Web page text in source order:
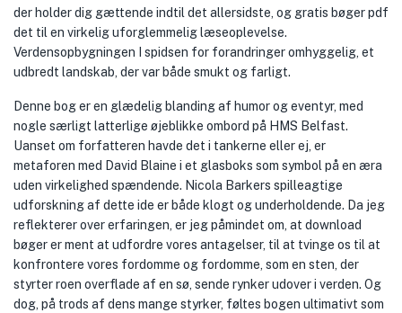
der holder dig gættende indtil det allersidste, og gratis bøger pdf
det til en virkelig uforglemmelig læseoplevelse.
Verdensopbygningen I spidsen for forandringer omhyggelig, et
udbredt landskab, der var både smukt og farligt.
Denne bog er en glædelig blanding af humor og eventyr, med
nogle særligt latterlige øjeblikke ombord på HMS Belfast.
Uanset om forfatteren havde det i tankerne eller ej, er
metaforen med David Blaine i et glasboks som symbol på en æra
uden virkelighed spændende. Nicola Barkers spilleagtige
udforskning af dette ide er både klogt og underholdende. Da jeg
reflekterer over erfaringen, er jeg påmindet om, at download
bøger er ment at udfordre vores antagelser, til at tvinge os til at
konfrontere vores fordomme og fordomme, som en sten, der
styrter roen overflade af en sø, sende rynker udover i verden. Og
dog, på trods af dens mange styrker, føltes bogen ultimativt som